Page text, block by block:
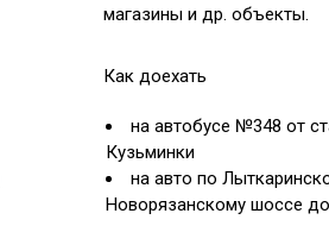
магазины и др. объекты.
Как доехать
на автобусе №348 от
Кузьминки
на авто по
Новорязанскому шоссе